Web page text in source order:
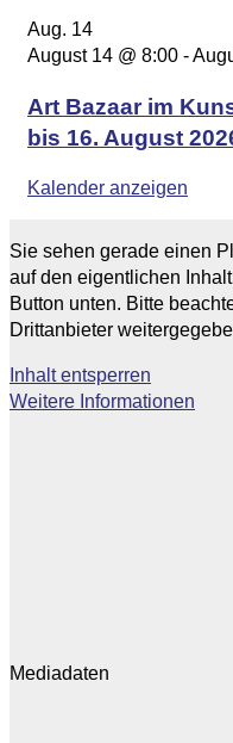
Aug. 14
August 14 @ 8:00 -
Art Bazaar im
bis 16. August
Kalender anzeigen
Sie sehen gerade einen
auf den eigentlichen
Button unten. Bitte
Drittanbieter
Inhalt entsperren
Weitere Informationen
Mediadaten